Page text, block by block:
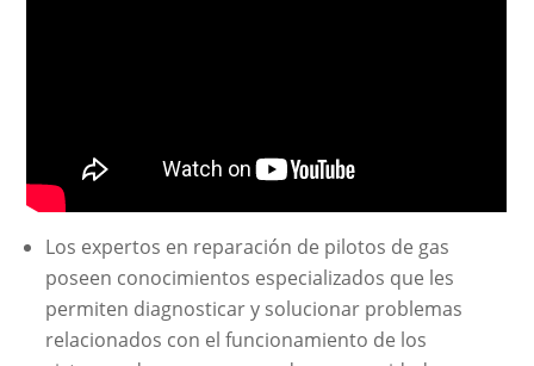
Los expertos en reparación de pilotos de gas
poseen conocimientos especializados que les
permiten diagnosticar y solucionar problemas
relacionados con el funcionamiento de los